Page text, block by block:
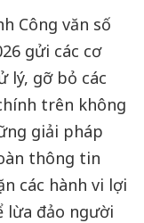
Công văn số
gửi các cơ
lý, gỡ bỏ các
trên không
giải pháp
thông tin
các hành vi lợi
lừa đảo người